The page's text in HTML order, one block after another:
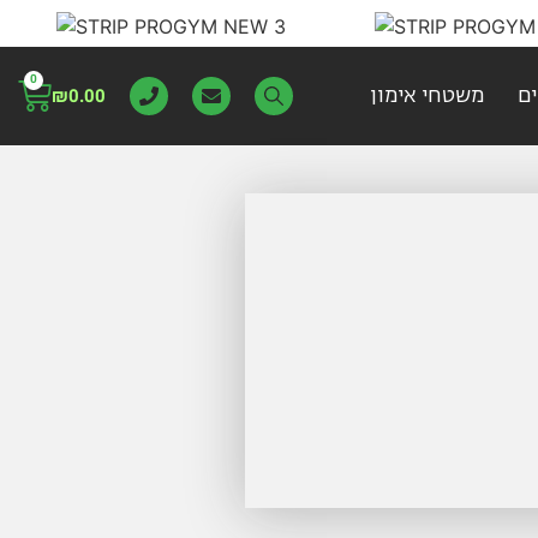
משטחי אימון ₪0.00
0